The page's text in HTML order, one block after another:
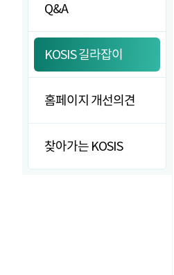
Q&A
KOSIS 길라잡이
홈페이지 개선의견
찾아가는 KOSIS